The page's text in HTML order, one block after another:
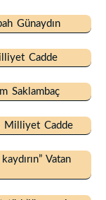
Günaydın
Cadde
Saklambaç
Milliyet Cadde
Vatan